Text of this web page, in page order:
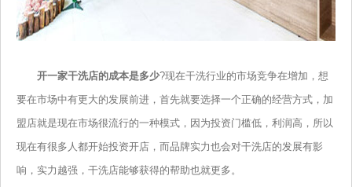
开一家干洗店的成本是多少?现在干洗行业的市场竞争在增加，想
要在市场中有更大的发展前进，首先就要选择一个正确的经营方式，加
盟店就是现在市场很流行的一种模式，因为投资门槛低，利润高，所以
现在有很多人都开始投资开店，而品牌实力也会对干洗店的发展有影
响，实力越强，干洗店能够获得的帮助也就更多。